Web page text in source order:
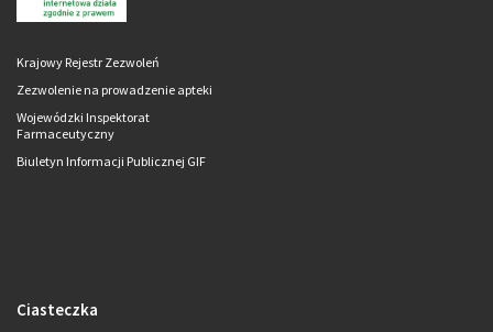
Krajowy Rejestr Zezwoleń
Zezwolenie na prowadzenie apteki
Wojewódzki Inspektorat
Farmaceutyczny
Biuletyn Informacji Publicznej GIF
Ciasteczka